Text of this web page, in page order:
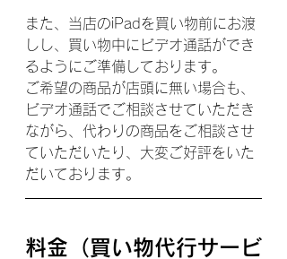
また、当店のiPadを買い物前にお渡
しし、買い物中にビデオ通話ができ
るようにご準備しております。
ご希望の商品が店頭に無い場合も、
ビデオ通話でご相談させていただき
ながら、代わりの商品をご相談させ
ていただいたり、大変ご好評をいた
だいております。
料金（買い物代行サービ